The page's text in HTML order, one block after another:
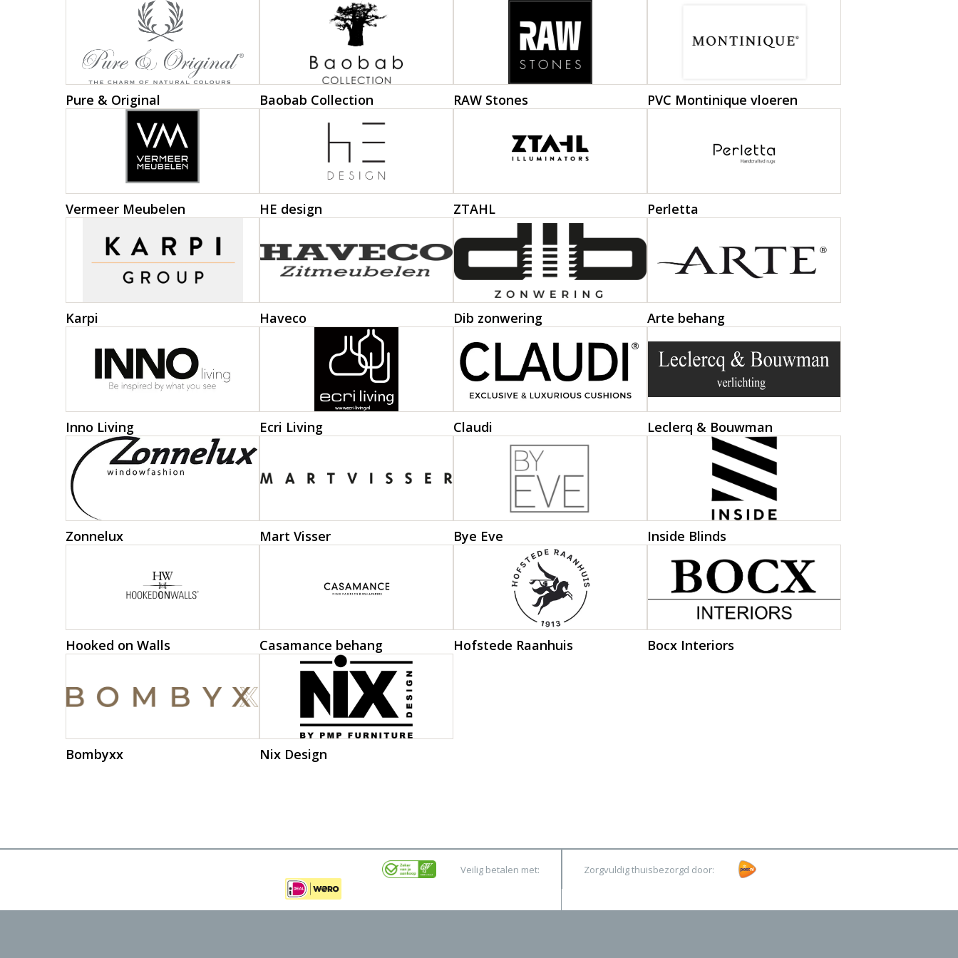
Meubels
Raambekleding
Verlichting
Behang
Pure & Original Baobab Collection RAW Stones PVC Montinique vloeren
Vermeer Meubelen HE design ZTAHL Perletta
Karpi Haveco Dib zonwering Arte behang
Inno Living Ecri Living Claudi Leclerq & Bouwman
Zonnelux Mart Visser Bye Eve Inside Blinds
Hooked on Walls Casamance behang Hofstede Raanhuis Bocx Interiors
Bombyxx Nix Design
Veilig betalen met: Zorgvuldig thuisbezorgd door: